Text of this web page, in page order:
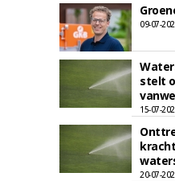
09-07-
stelt
15-07-
20-07-